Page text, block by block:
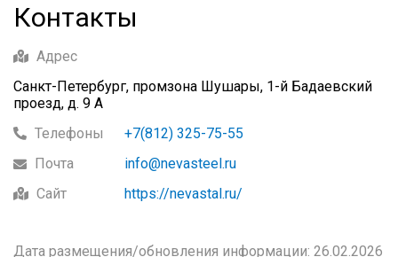
Контакты
Адрес
Санкт-Петербург, промзона Шушары, 1-й Бадаевский
проезд, д. 9 А
Телефоны
+7(812) 325-75-55
Почта
info@nevasteel.ru
Сайт
https://nevastal.ru/
Дата размещения/обновления информации: 26.02.2026